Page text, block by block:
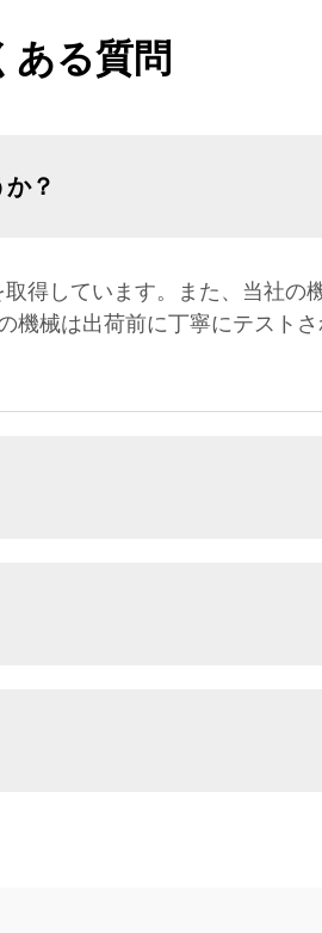
ある質問
？
得しています。また、当社の
機械は出荷前に丁寧にテスト